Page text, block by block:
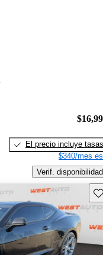
El precio incluye tasas
$340/mes
Verif. disponibilidad